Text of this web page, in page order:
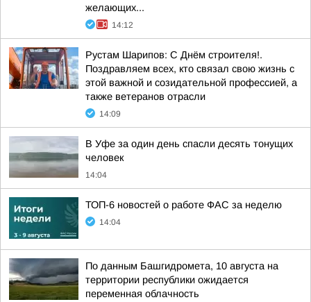
желающих...
14:12
Рустам Шарипов: С Днём строителя!.
Поздравляем всех, кто связал свою жизнь с
этой важной и созидательной профессией, а
также ветеранов отрасли
14:09
В Уфе за один день спасли десять тонущих
человек
14:04
ТОП-6 новостей о работе ФАС за неделю
14:04
По данным Башгидромета, 10 августа на
территории республики ожидается
переменная облачность